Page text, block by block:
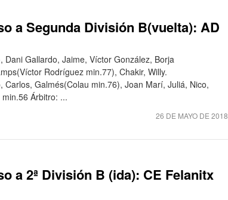
a Segunda División B(vuelta): AD
Gallardo, Jaime, Víctor González, Borja
Rodríguez min.77), Chakir, Willy.
Galmés(Colau min.76), Joan Marí, Juliá, Nico,
Árbitro: ...
26 DE MAYO DE 2018
a 2ª División B (ida): CE Felanitx